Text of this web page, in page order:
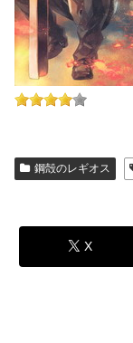
鋼殻のレギオス
X